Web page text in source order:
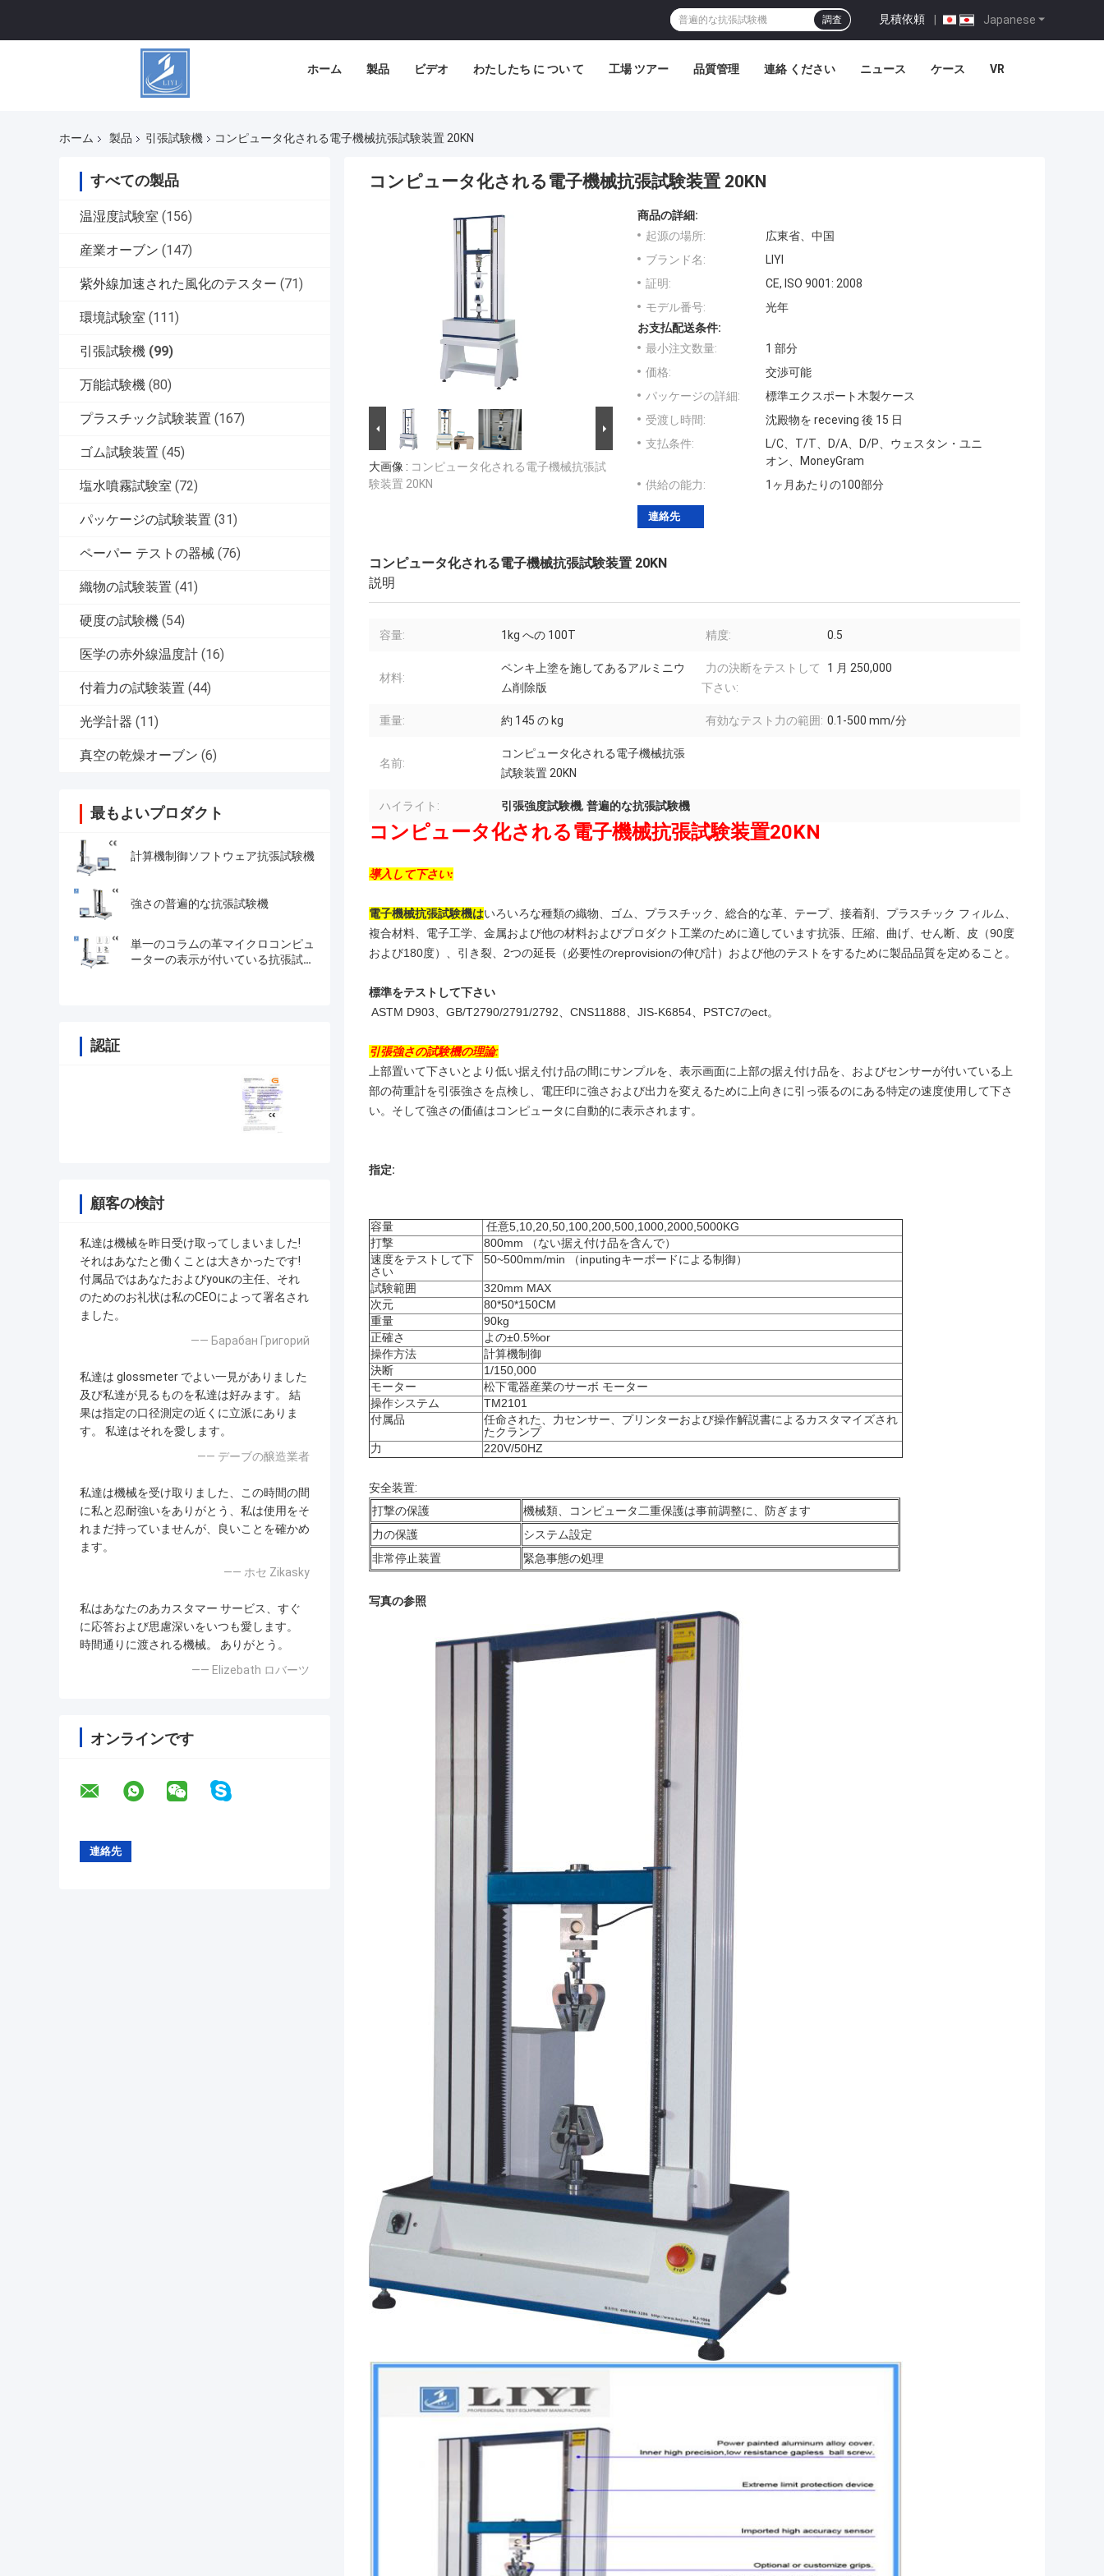
Japanese
見積依頼 |
調査
ホーム 製品 ビデオ わたしたち に つい て 工場 ツアー 品質管理 連絡 ください ニュース ケース VR
ホーム 製品 引張試験機 コンピュータ化される電子機械抗張試験装置 20KN
すべての製品
温湿度試験室 (156)
産業オーブン (147)
紫外線加速された風化のテスター (71)
環境試験室 (111)
引張試験機 (99)
万能試験機 (80)
プラスチック試験装置 (167)
ゴム試験装置 (45)
塩水噴霧試験室 (72)
パッケージの試験装置 (31)
ペーパー テストの器械 (76)
織物の試験装置 (41)
硬度の試験機 (54)
医学の赤外線温度計 (16)
付着力の試験装置 (44)
光学計器 (11)
真空の乾燥オーブン (6)
最もよいプロダクト
計算機制御ソフトウェア抗張試験機
強さの普遍的な抗張試験機
単一のコラムの革マイクロコンピュ
ーターの表示が付いている抗張試験
認証
顧客の検討
私達は機械を昨日受け取ってしまいました!
それはあなたと働くことは大きかったです!
付属品ではあなたおよびyouкの主任、それ
のためのお礼状は私のCEOによって署名され
ました。
—— Барабан Григорий
私達は glossmeter でよい一見がありました
及び私達が見るものを私達は好みます。 結
果は指定の口径測定の近くに立派にありま
す。 私達はそれを愛します。
—— デーブの醸造業者
私達は機械を受け取りました、この時間の間
に私と忍耐強いをありがとう、私は使用をそ
れまだ持っていませんが、良いことを確かめ
ます。
—— ホセ Zikasky
私はあなたのあカスタマー サービス、すぐ
に応答および思慮深いをいつも愛します。
時間通りに渡される機械。 ありがとう。
—— Elizebath ロバーツ
オンラインです
コンピュータ化される電子機械抗張試験装置 20KN
大画像 : コンピュータ化される電子機械抗張試
験装置 20KN
商品の詳細:
起源の場所:
広東省、中国
ブランド名:
LIYI
証明:
CE, ISO 9001: 2008
モデル番号:
光年
お支払配送条件:
最小注文数量:
1 部分
価格:
交渉可能
パッケージの詳細:
標準エクスポート木製ケース
受渡し時間:
沈殿物を receving 後 15 日
支払条件:
L/C、T/T、D/A、D/P、ウェスタン・ユニ
オン、MoneyGram
供給の能力:
1ヶ月あたりの100部分
連絡先
コンピュータ化される電子機械抗張試験装置 20KN
説明
容量: 1kg への 100T 精度: 0.5
材料:
ペンキ上塗を施してあるアルミニウ
ム削除版
力の決断をテストして
下さい:
1 月 250,000
重量: 約 145 の kg 有効なテスト力の範囲: 0.1-500 mm/分
名前:
コンピュータ化される電子機械抗張
試験装置 20KN
ハイライト: 引張強度試験機, 普遍的な抗張試験機
コンピュータ化される電子機械抗張試験装置20KN
導入して下さい:
電子機械抗張試験機はいろいろな種類の織物、ゴム、プラスチック、総合的な革、テープ、接着剤、プラスチック フィルム、
複合材料、電子工学、金属および他の材料およびプロダクト工業のために適しています抗張、圧縮、曲げ、せん断、皮（90度
および180度）、引き裂、2つの延長（必要性のreprovisionの伸び計）および他のテストをするために製品品質を定めること。
標準をテストして下さい
ASTM D903、GB/T2790/2791/2792、CNS11888、JIS-K6854、PSTC7のect。
引張強さの試験機の理論:
上部置いて下さいとより低い据え付け品の間にサンプルを、表示画面に上部の据え付け品を、およびセンサーが付いている上
部の荷重計を引張強さを点検し、電圧印に強さおよび出力を変えるために上向きに引っ張るのにある特定の速度使用して下さ
い。そして強さの価値はコンピュータに自動的に表示されます。
指定:
容量
任意5,10,20,50,100,200,500,1000,2000,5000KG
打撃
800mm （ない据え付け品を含んで）
速度をテストして下
さい
50~500mm/min （inputingキーボードによる制御）
試験範囲
320mm MAX
次元
80*50*150CM
重量
90kg
正確さ
よの±0.5%or
操作方法
計算機制御
決断
1/150,000
モーター
松下電器産業のサーボ モーター
操作システム
TM2101
付属品
任命された、力センサー、プリンターおよび操作解説書によるカスタマイズされ
たクランプ
力
220V/50HZ
安全装置:
打撃の保護
機械類、コンピュータ二重保護は事前調整に、防ぎます
力の保護
システム設定
非常停止装置
緊急事態の処理
写真の参照